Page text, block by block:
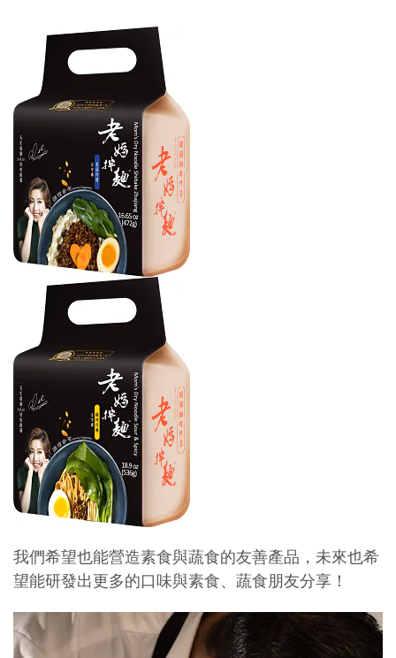
我們希望也能營造素食與蔬食的友善產品，未來也希
望能研發出更多的口味與素食、蔬食朋友分享！